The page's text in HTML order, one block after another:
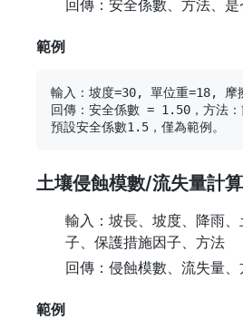
回傳：安全係數、方法、
範例
輸入：坡度=30, 單位重=18, 摩
回傳：安全係數 = 1.50，方法
土壤侵蝕模數/流失量計算
輸入：坡長、坡度、降雨
子、保護措施因子、方法
回傳：侵蝕模數、流失量
範例